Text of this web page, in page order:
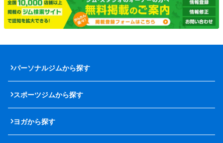
パーソナルジムから探す
スポーツジムから探す
ヨガから探す